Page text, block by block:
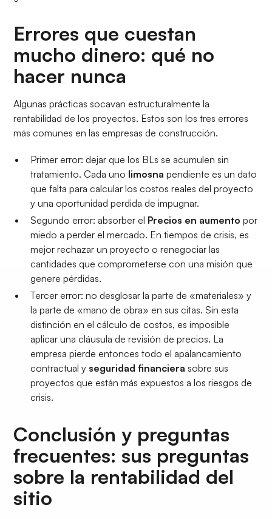
Errores que cuestan
mucho dinero: qué no
hacer nunca
Algunas prácticas socavan estructuralmente la
rentabilidad de los proyectos. Estos son los tres errores
más comunes en las empresas de construcción.
Primer error: dejar que los BLs se acumulen sin
tratamiento. Cada uno limosnapendiente es un dato
que falta para calcular los costos reales del proyecto
y una oportunidad perdida de impugnar.
Segundo error: absorber el Precios en aumento por
miedo a perder el mercado. En tiempos de crisis, es
mejor rechazar un proyecto o renegociar las
cantidades que comprometerse con una misión que
genere pérdidas.
Tercer error: no desglosar la parte de «materiales» y
la parte de «mano de obra» en sus citas. Sin esta
distinción en el cálculo de costos, es imposible
aplicar una cláusula de revisión de precios. La
empresa pierde entonces todo el apalancamiento
contractual y seguridad financiera sobre sus
proyectos que están más expuestos a los riesgos de
crisis.
Conclusión y preguntas
frecuentes: sus preguntas
sobre la rentabilidad del
sitio